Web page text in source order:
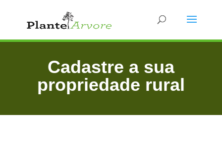
Cadastre a sua
propriedade rural